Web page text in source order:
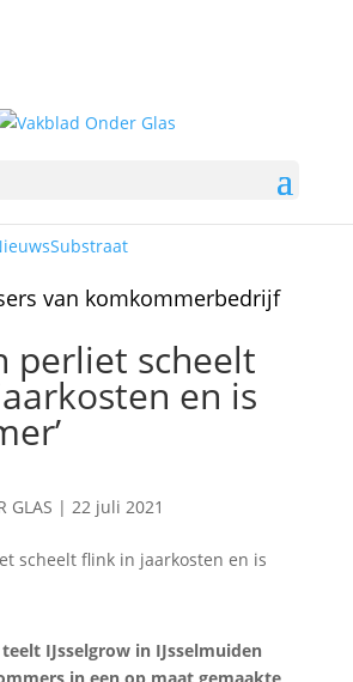
Substraat
van komkommerbedrijf
perliet scheelt
en is
GLAS | 22 juli 2021
IJsselgrow in IJsselmuiden